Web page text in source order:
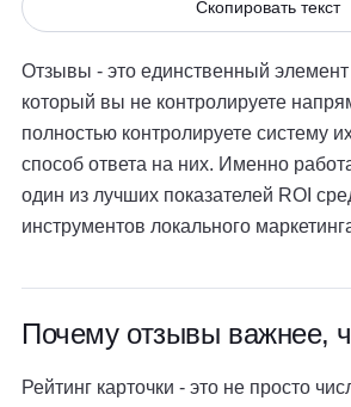
Скопировать текст
Отзывы - это единственный элемент
который вы не контролируете
полностью контролируете систему
способ ответа на них. Именно
один из лучших показателей ROI
инструментов локального
Почему отзывы важнее,
Рейтинг карточки - это не просто